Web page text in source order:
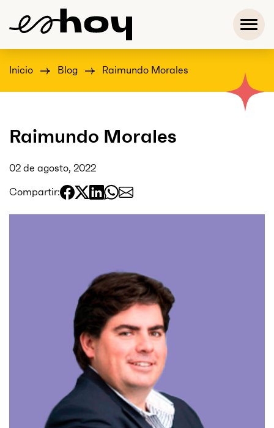
Inicio Blog Raimundo Morales
Raimundo Morales
02 de agosto, 2022
Compartir: